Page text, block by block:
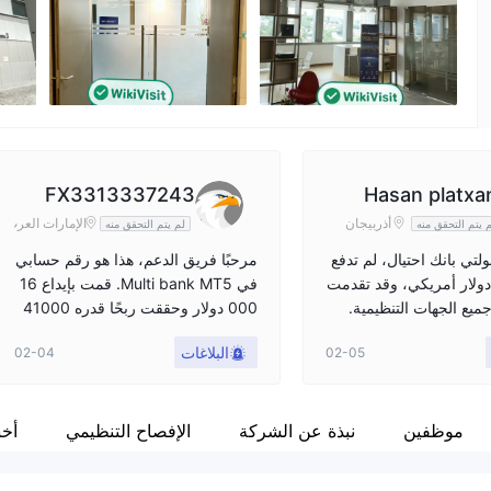
موظفو الشركة
--
Hasan
يتم التحقق منه أذربيجان
بانك احتيال، لم تدفع
لي 70.269 دولار أمريكي، وقد تقدمت
الجهات التنظيمية.
02-05
FX3313337243
لم يتم التحقق منه
الإمارات العرب
مرحبًا فريق الدعم، هذا هو رقم حسابي
في Multi bank MT5. قمت بإيداع 16
000 دولار وحققت ربحًا قدره 41000
رباحي البالغة 41000 دولار، كما أن مد
إثبات لكل الصفقات. من فضلك أخبر ال
البلاغات 02-04
موظفين نبذة عن الشركة الإفصاح التنظيمي